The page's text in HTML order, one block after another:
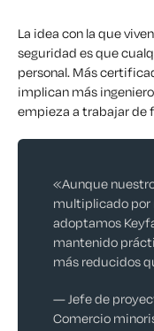
La idea con la que
seguridad es que
personal. Más
implican más
empieza a trabajar de
«Aunque
multiplicado por
adoptamos
mantenido
más reducidos
— Jefe de
Comercio